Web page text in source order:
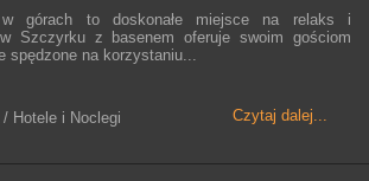
górach to doskonałe miejsce na relaks i
Szczyrku z basenem oferuje swoim gościom
spędzone na korzystaniu...
Czytaj dalej...
Hotele i Noclegi